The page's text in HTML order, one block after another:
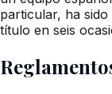
particular, ha
título en seis